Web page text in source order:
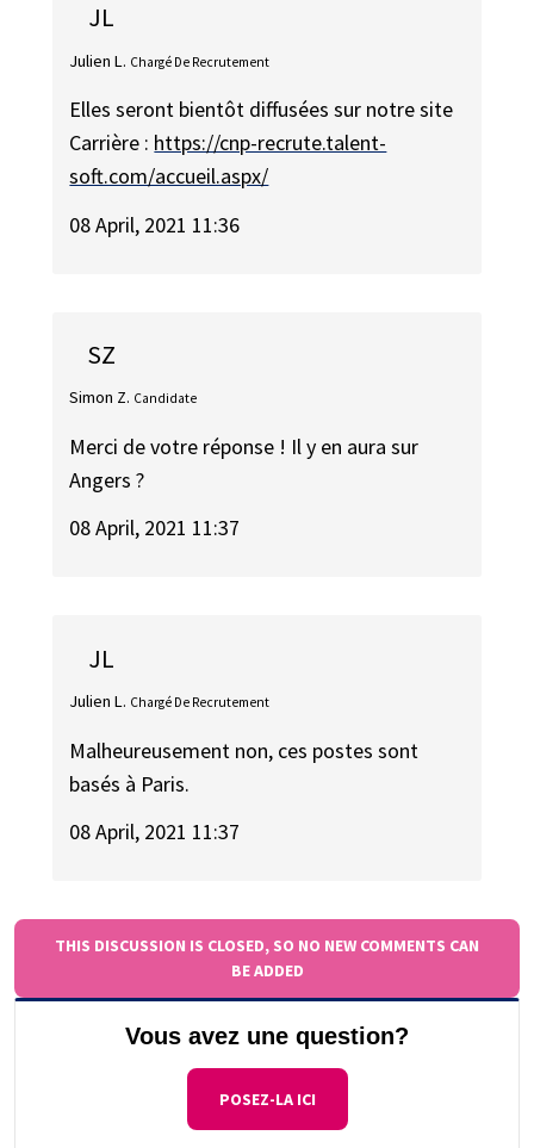
JL
Julien L. Chargé De Recrutement
Elles seront bientôt diffusées sur notre site
Carrière : https://cnp-recrute.talent-
soft.com/accueil.aspx/
08 April, 2021 11:36
SZ
Simon Z. Candidate
Merci de votre réponse ! Il y en aura sur
Angers ?
08 April, 2021 11:37
JL
Julien L. Chargé De Recrutement
Malheureusement non, ces postes sont
basés à Paris.
08 April, 2021 11:37
THIS DISCUSSION IS CLOSED, SO NO NEW COMMENTS CAN
BE ADDED
Vous avez une question?
POSEZ-LA ICI